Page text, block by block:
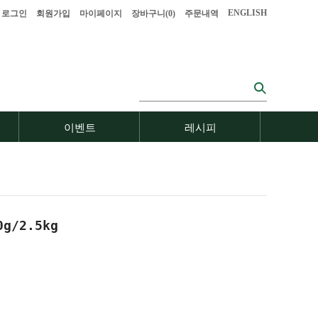
로그인 회원가입 마이페이지 장바구니(0) 주문내역 ENGLISH
이벤트 레시피
2.5kg